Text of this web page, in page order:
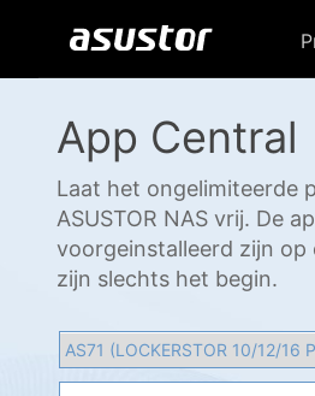
App Central
Laat het ongelimiteerde
ASUSTOR NAS vrij. De
voorgeinstalleerd zijn op
zijn slechts het begin.